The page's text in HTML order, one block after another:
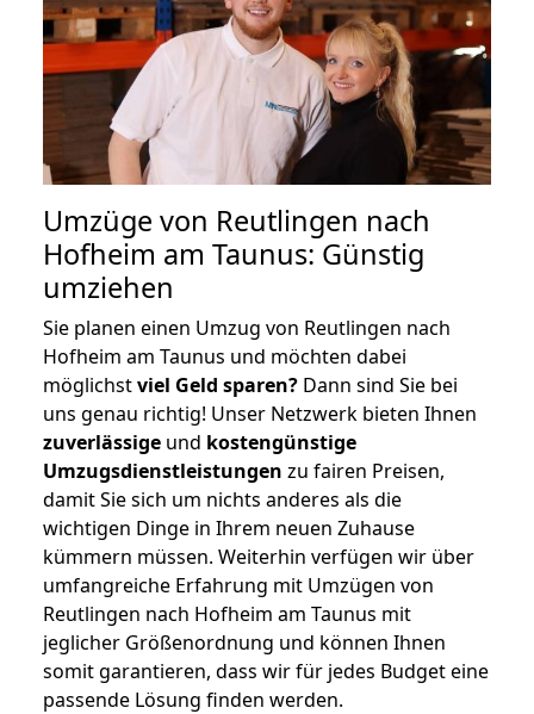
Umzüge von Reutlingen nach
Hofheim am Taunus: Günstig
umziehen
Sie planen einen Umzug von Reutlingen nach
Hofheim am Taunus und möchten dabei
möglichstviel Geld sparen? Dann sind Sie bei
uns genau richtig! Unser Netzwerk bieten Ihnen
zuverlässige und kostengünstige
Umzugsdienstleistungen zu fairen Preisen,
damit Sie sich um nichts anderes als die
wichtigen Dinge in Ihrem neuen Zuhause
kümmern müssen. Weiterhin verfügen wir über
umfangreiche Erfahrung mit Umzügen von
Reutlingen nach Hofheim am Taunus mit
jeglicher Größenordnung und können Ihnen
somit garantieren, dass wir für jedes Budget eine
passende Lösung finden werden.